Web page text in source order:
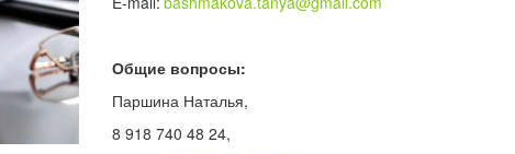
Общие вопросы:
Паршина Наталья,
8 918 740 48 24,